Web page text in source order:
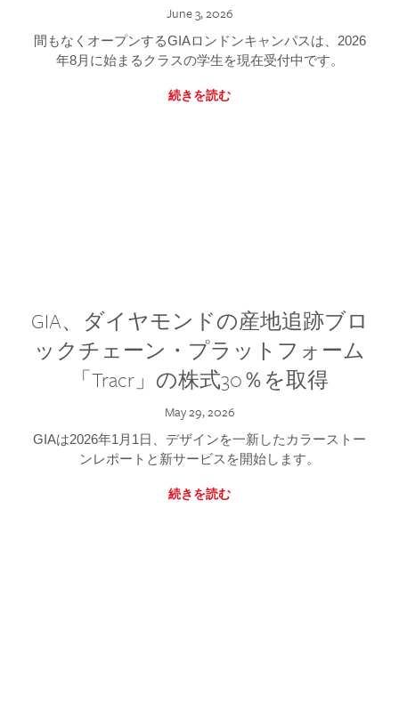
June 3, 2026
間もなくオープンするGIAロンドンキャンパスは、2026
年8月に始まるクラスの学生を現在受付中です。
続きを読む
GIA、ダイヤモンドの産地追跡ブロ
ックチェーン・プラットフォーム
「Tracr」の株式30％を取得
May 29, 2026
GIAは2026年1月1日、デザインを一新したカラーストー
ンレポートと新サービスを開始します。
続きを読む